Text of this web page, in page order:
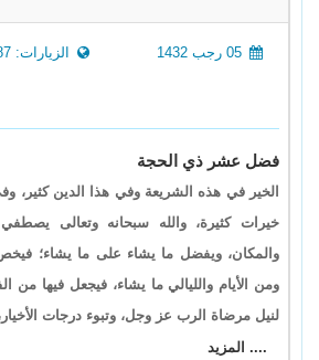
الزيارات: 6787
فضل عشر ذي الحجة
الخير في هذه الشريعة وفي هذا الدين كثير،
خيرات كثيرة، والله سبحانه وتعالى
والمكان، ويفضل ما يشاء على ما يشاء؛
ومن الأيام والليالي ما يشاء، فيجعل فيها من
لنيل مرضاة الرب عز وجل، وتبوء درجات
.... المزيد